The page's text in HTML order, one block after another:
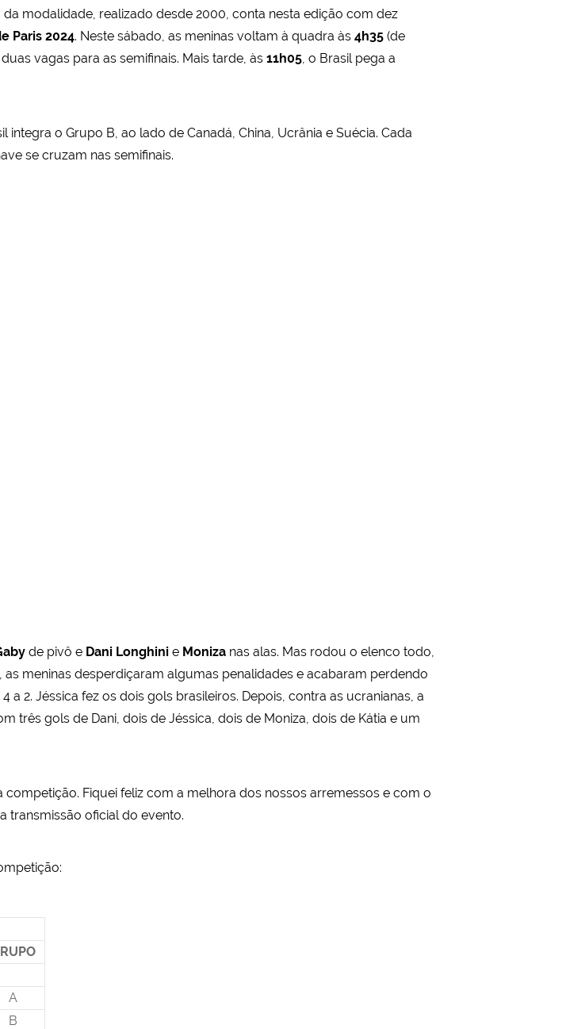
da modalidade, realizado desde 2000, conta nesta edição com dez
Paris 2024. Neste sábado, as meninas voltam à quadra às 4h35 (de
vagas para as semifinais. Mais tarde, às 11h05, o Brasil pega a
integra o Grupo B, ao lado de Canadá, China, Ucrânia e Suécia. Cada
se cruzam nas semifinais.
de pivô e Dani Longhini e Moniza nas alas. Mas rodou o elenco todo,
as meninas desperdiçaram algumas penalidades e acabaram perdendo
2. Jéssica fez os dois gols brasileiros. Depois, contra as ucranianas, a
três gols de Dani, dois de Jéssica, dois de Moniza, dois de Kátia e um
Fiquei feliz com a melhora dos nossos arremessos e com o
transmissão oficial do evento.
A
B